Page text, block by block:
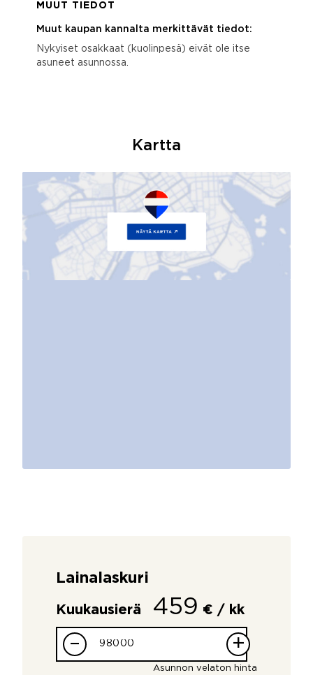
MUUT TIEDOT
Muut kaupan kannalta merkittävät tiedot:
Nykyiset osakkaat (kuolinpesä) eivät ole itse
asuneet asunnossa.
Kartta
Lainalaskuri
Kuukausierä 459 € / kk
– +
Asunnon velaton hinta